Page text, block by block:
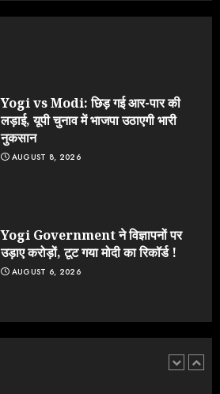
Yogi vs Modi: छिड़ गई आर-पार की
लड़ाई, यूपी चुनाव में भाजपा उठाएगी भारी
नुकसान
AUGUST 8, 2026
Yogi Government ने विज्ञापनों पर
उड़ाए करोड़ों, टूट गया मोदी का रिकॉर्ड !
AUGUST 6, 2026
JULY 23, 2026
लड़ाई, यूपी चुनाव में भाजपा उठाएगी भारी
नुकसान